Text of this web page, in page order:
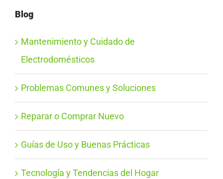
Blog
Mantenimiento y Cuidado de
Electrodomésticos
Problemas Comunes y Soluciones
Reparar o Comprar Nuevo
Guías de Uso y Buenas Prácticas
Tecnología y Tendencias del Hogar